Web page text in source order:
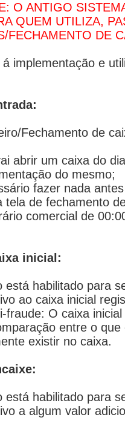
O ANTIGO
QUEM UTILIZA,
FECHAMENTO DE
implementação e
Fechamento de
abrir um caixa do
do mesmo;
fazer nada
tela de fechamento
comercial de
inicial:
está habilitado para
ao caixa inicial
fraude: O caixa
entre o
existir no caixa.
está habilitado para
a algum valor